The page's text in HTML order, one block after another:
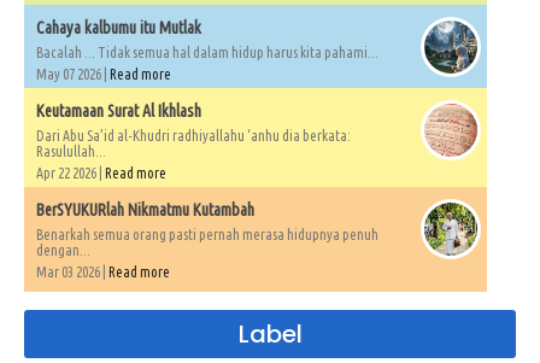
Cahaya kalbumu itu Mutlak
Bacalah ... Tidak semua hal dalam hidup harus kita pahami...
May 07 2026 | Read more
Keutamaan Surat Al Ikhlash
Dari Abu Sa’id al-Khudri radhiyallahu ‘anhu dia berkata:
Rasulullah...
Apr 22 2026 | Read more
BerSYUKURlah Nikmatmu Kutambah
Benarkah semua orang pasti pernah merasa hidupnya penuh
dengan...
Mar 03 2026 | Read more
Label